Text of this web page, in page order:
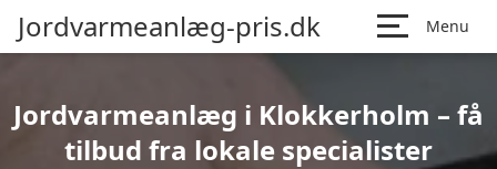
Jordvarmeanlæg-pris.dk Menu
Jordvarmeanlæg i Klokkerholm – få
tilbud fra lokale specialister